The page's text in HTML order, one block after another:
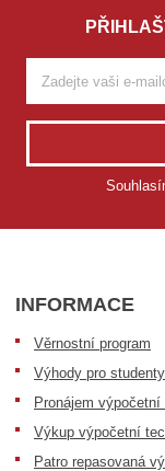
INFORMACE
Věrnostní program
Výhody pro studenty
Pronájem
Výkup výpočetní
Patro repasovaná